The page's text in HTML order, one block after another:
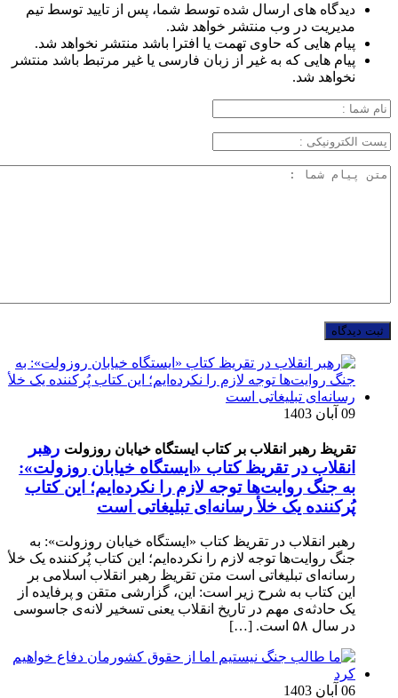
دیدگاه های ارسال شده توسط شما، پس از تایید توسط تیم
مدیریت در وب منتشر خواهد شد.
پیام هایی که حاوی تهمت یا افترا باشد منتشر نخواهد شد.
پیام هایی که به غیر از زبان فارسی یا غیر مرتبط باشد منتشر
نخواهد شد.
09 آبان 1403
تقریظ رهبر انقلاب بر کتاب ایستگاه خیابان روزولت رهبر
انقلاب در تقریظ کتاب «ایستگاه خیابان روزولت»:
به جنگ روایت‌ها توجه لازم را نکرده‌ایم؛ این کتاب
پُرکننده‌ یک خلأ رسانه‌ای تبلیغاتی است
رهبر انقلاب در تقریظ کتاب «ایستگاه خیابان روزولت»: به
جنگ روایت‌ها توجه لازم را نکرده‌ایم؛ این کتاب پُرکننده‌ یک خلأ
رسانه‌ای تبلیغاتی است متن تقریظ رهبر انقلاب اسلامی بر
این کتاب به شرح زیر است: این، گزارشی متقن و پرفایده از
یک حادثه‌ی مهم در تاریخ انقلاب یعنی تسخیر لانه‌ی جاسوسی
در سال ۵۸ است. […]
06 آبان 1403